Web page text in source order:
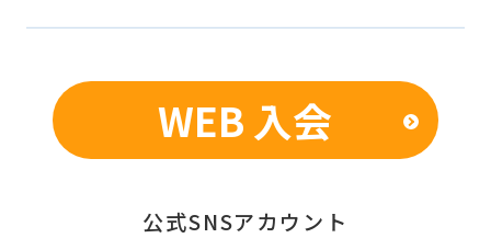
WEB 入会
公式SNSアカウント